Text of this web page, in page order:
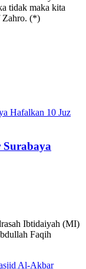
tidak maka kita
Zahro. (*)
Ibtidaiyah (MI)
Faqih